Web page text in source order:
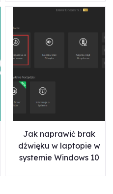
Jak naprawić brak
dźwięku w laptopie w
systemie Windows 10